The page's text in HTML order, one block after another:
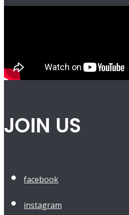
JOIN US
facebook
instagram